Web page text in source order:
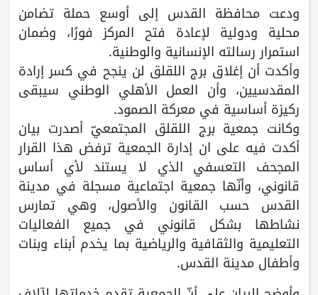
ودعت محافظة القدس إلى أوسع حملة تضامن
محلية ودولية لإعادة فتح المركز فورًا، وضمان
استمرار رسالته الإنسانية والوطنية.
وأكدت أن إغلاق برج اللقلق لن ينجح في كسر إرادة
المقدسيين، وأن العمل الأهلي الوطني سيبقى
ركيزة أساسية في معركة الصمود.
وكانت جمعية برج اللقلق المجتمعيّ أصدرت بيان
أكدت فيه على ان إدارة الجمعية ترفض هذا القرار
المجحف التعسفي الذي لا يستند لأي أساس
قانوني، وأنّها جمعية اجتماعية مسجلة في مدينة
القدس حسب القانون والأصول، وهي تمارس
نشاطها بشكل قانوني في جميع الفعاليات
التعليمية والثقافية والرياضية بما يخدم أبناء وبنات
وأطفال مدينة القدس.